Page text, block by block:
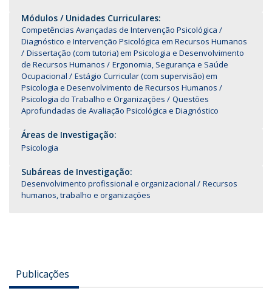
Módulos / Unidades Curriculares:
Competências Avançadas de Intervenção Psicológica
Diagnóstico e Intervenção Psicológica em Recursos Humanos
Dissertação (com tutoria) em Psicologia e Desenvolvimento
de Recursos Humanos
Ergonomia, Segurança e Saúde
Ocupacional
Estágio Curricular (com supervisão) em
Psicologia e Desenvolvimento de Recursos Humanos
Psicologia do Trabalho e Organizações
Questões
Aprofundadas de Avaliação Psicológica e Diagnóstico
Áreas de Investigação:
Psicologia
Subáreas de Investigação:
Desenvolvimento profissional e organizacional
Recursos
humanos, trabalho e organizações
Publicações